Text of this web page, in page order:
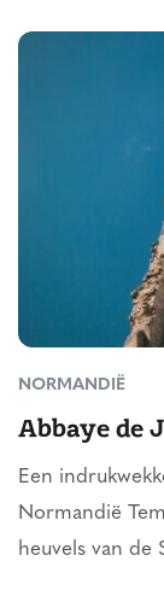
NORMANDIË
Abbaye de
Een
Normandië
heuvels van de